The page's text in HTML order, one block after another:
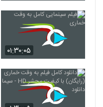
۰۱:۳۰:۰۵